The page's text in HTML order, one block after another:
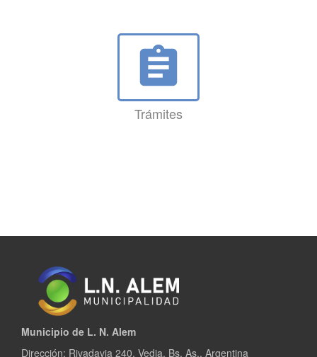
assignment
Trámites
Municipio de L. N. Alem
Dirección: Rivadavia 240, Vedia, Bs. As., Argentina